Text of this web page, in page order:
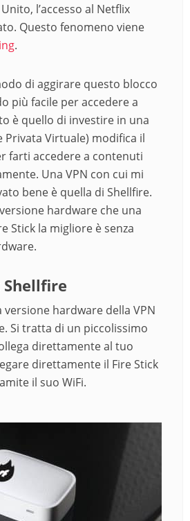
l’accesso al Netflix
Questo fenomeno viene
.
di aggirare questo blocco
più facile per accedere a
è quello di investire in una
Privata Virtuale) modifica il
farti accedere a contenuti
Una VPN con cui mi
bene è quella di Shellfire.
hardware che una
Stick la migliore è senza
Shellfire
versione hardware della VPN
Si tratta di un piccolissimo
direttamente al tuo
direttamente il Fire Stick
il suo WiFi.